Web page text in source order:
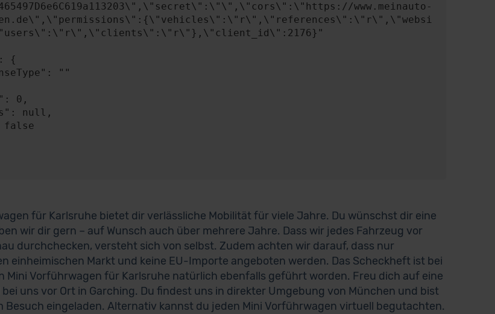
www.meinauto-
für Karlsruhe bietet dir verlässliche Mobilität für viele Jahre. Du wünschst dir eine
wir dir gern – auf Wunsch auch über mehrere Jahre. Dass wir jedes Fahrzeug vor
durchchecken, versteht sich von selbst. Zudem achten wir darauf, dass nur
einheimischen Markt und keine EU-Importe angeboten werden. Das Scheckheft ist bei
Mini Vorführwagen für Karlsruhe natürlich ebenfalls geführt worden. Freu dich auf eine
uns vor Ort in Garching. Du findest uns in direkter Umgebung von München und bist
Besuch eingeladen. Alternativ kannst du jeden Mini Vorführwagen virtuell begutachten.